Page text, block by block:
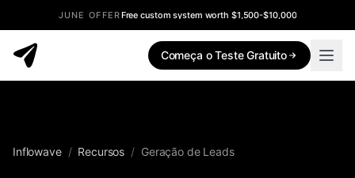
JUNE OFFERFree custom system worth $1,500-$10,000
Começa o Teste Gratuito
Inflowave / Recursos / Geração de Leads